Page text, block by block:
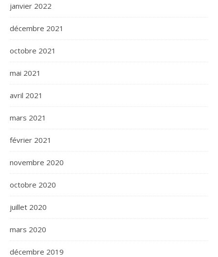
janvier 2022
décembre 2021
octobre 2021
mai 2021
avril 2021
mars 2021
février 2021
novembre 2020
octobre 2020
juillet 2020
mars 2020
décembre 2019